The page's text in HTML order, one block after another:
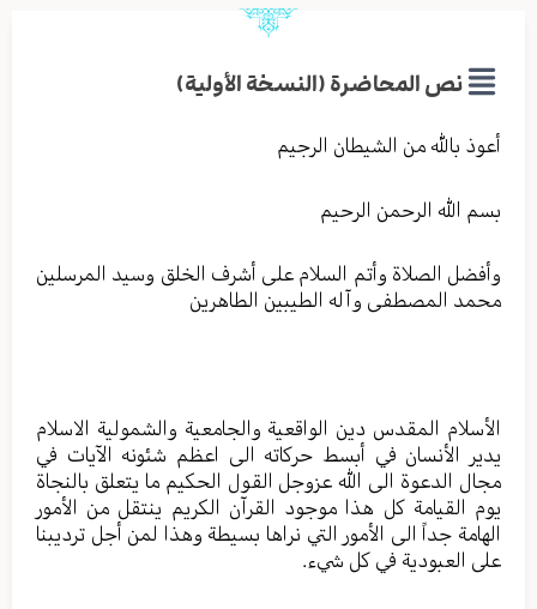
نص المحاضرة (النسخة الأولية)
أعوذ بالله من الشیطان الرجیم
بسم الله الرحمن الرحیم
وأفضل الصلاة وأتم السلام علی أشرف الخلق وسید المرسلین
محمد المصطفی وآله الطیبین الطاهرین
الأسلام المقدس دين الواقعية والجامعية والشمولية الاسلام
يدير الأنسان في أبسط حركاته الى اعظم شئونه الآيات في
مجال الدعوة الى الله عزوجل القول الحكيم ما يتعلق بالنجاة
يوم القيامة كل هذا موجود القرآن الكريم ينتقل من الأمور
الهامة جداً الى الأمور التي نراها بسيطة وهذا لمن أجل ترديبنا
على العبودية في كل شيء.